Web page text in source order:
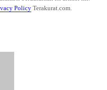
PolicyTerakurat.com.